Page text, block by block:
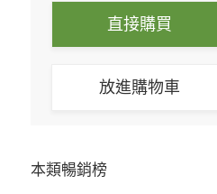
直接購買
放進購物車
本類暢銷榜